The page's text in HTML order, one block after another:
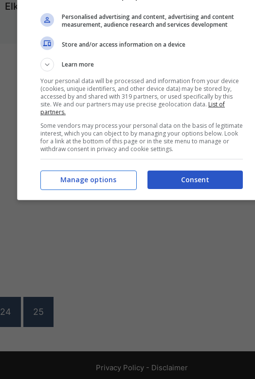
Elkann
22 Gennaio 2026 22 Gennaio 2026
24 25
Privacy Policy- Disclaimer
Personalised advertising and content, advertising and content
measurement, audience research and services development
Store and/or access information on a device
Learn more
Your personal data will be processed and information from your device
(cookies, unique identifiers, and other device data) may be stored by,
accessed by and shared with 319 partners, or used specifically by this
site. We and our partners may use precise geolocation data. List of
partners.
Some vendors may process your personal data on the basis of legitimate
interest, which you can object to by managing your options below. Look
for a link at the bottom of this page or in the site menu to manage or
withdraw consent in privacy and cookie settings.
Consent
Manage options